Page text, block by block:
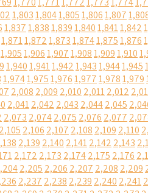
1,8031,8041,8051,8061,807
1,8371,8381,8391,8401,8411,842
1,8711,8721,8731,8741,8751,876
1,9051,9061,9071,9081,9091,910
1,9401,9411,9421,9431,9441,945
1,9741,9751,9761,9771,9781,979
2,008 2,009 2,010 2,0112,012
2,0412,042 2,043 2,0442,045
2,073 2,0742,075 2,076 2,077
2,105 2,106 2,107 2,108 2,109 2,110
2,139 2,140 2,1412,142 2,143
2,172 2,173 2,1742,175 2,176
2,205 2,206 2,207 2,208 2,209
2,237 2,238 2,239 2,240 2,241